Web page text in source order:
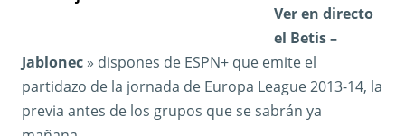
Ver en directo
el Betis –
Jablonec » dispones de ESPN+ que emite el
partidazo de la jornada de Europa League 2013-14, la
previa antes de los grupos que se sabrán ya